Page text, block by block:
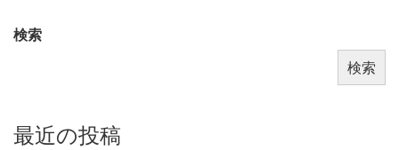
検索
検索
最近の投稿